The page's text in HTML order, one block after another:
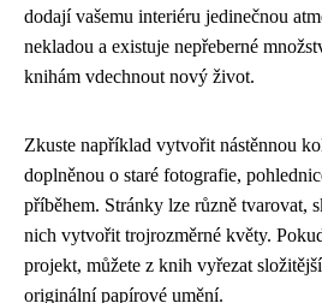
dodají vašemu interiéru jedinečnou
nekladou a existuje nepřeberné
knihám vdechnout nový život.
Zkuste například vytvořit nástěnnou
doplněnou o staré fotografie,
příběhem. Stránky lze různě tvarovat,
nich vytvořit trojrozměrné květy.
projekt, můžete z knih vyřezat
originální papírové umění.